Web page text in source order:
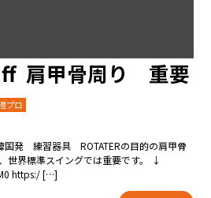
肩甲骨周り 重要
プロ
国発 練習器具 ROTATERの目的の肩甲骨
世界標準スイングでは重要です。 ↓
https:/ […]